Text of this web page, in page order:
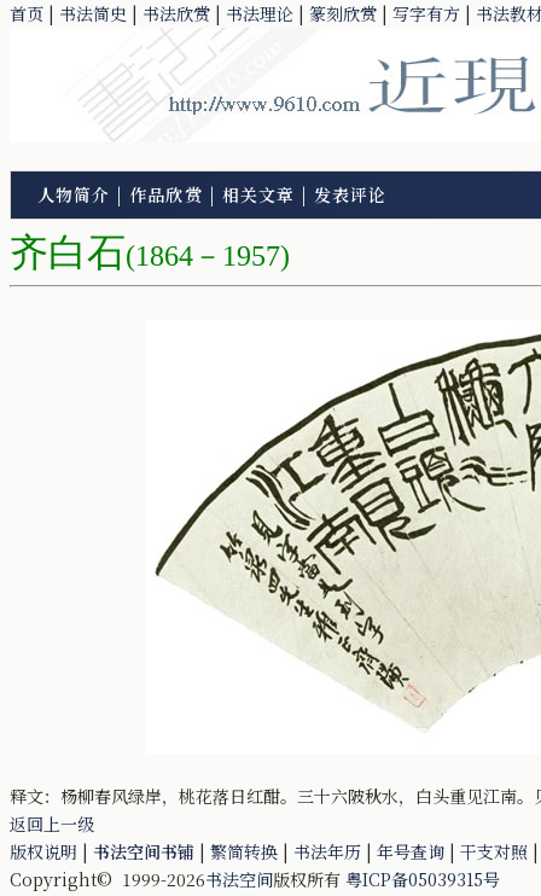
首页 | 书法简史 | 书法欣赏 | 书法理论 | 篆刻欣赏 | 写字有方 | 书法教
人物简介 | 作品欣赏 | 相关文章 | 发表评论
齐白石(1864－1957)
释文：杨柳春风绿岸，桃花落日红酣。三十六陂秋水，白头重见江南
返回上一级
版权说明 | 书法空间书铺 | 繁简转换 | 书法年历 | 年号查询 | 干支对照
Copyright© 1999-2026书法空间版权所有 粤ICP备05039315号